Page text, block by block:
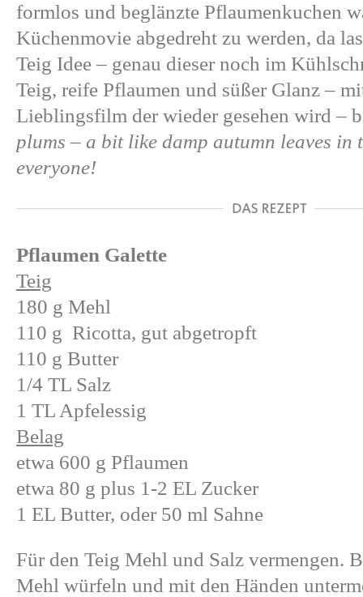
formlos und beglänzte Pflaumenkuchen
Küchenmovie abgedreht zu werden, da
Teig Idee – genau dieser noch im
Teig, reife Pflaumen und süßer Glanz –
Lieblingsfilm der wieder gesehen wird –
plums – a bit like damp autumn leaves in
everyone!
Pflaumen Galette
Teig
180 g Mehl
110 g Ricotta, gut abgetropft
110 g Butter
1/4 TL Salz
1 TL Apfelessig
Belag
etwa 600 g Pflaumen
etwa 80 g plus 1-2 EL Zucker
1 EL Butter, oder 50 ml Sahne
Für den Teig Mehl und Salz vermengen.
Mehl würfeln und mit den Händen